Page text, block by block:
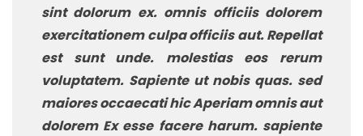
sint dolorum ex. omnis officiis dolorem
exercitationem culpa officiis aut. Repellat
est sunt unde. molestias eos rerum
voluptatem. Sapiente ut nobis quas. sed
maiores occaecati hic Aperiam omnis aut
dolorem Ex esse facere harum. sapiente